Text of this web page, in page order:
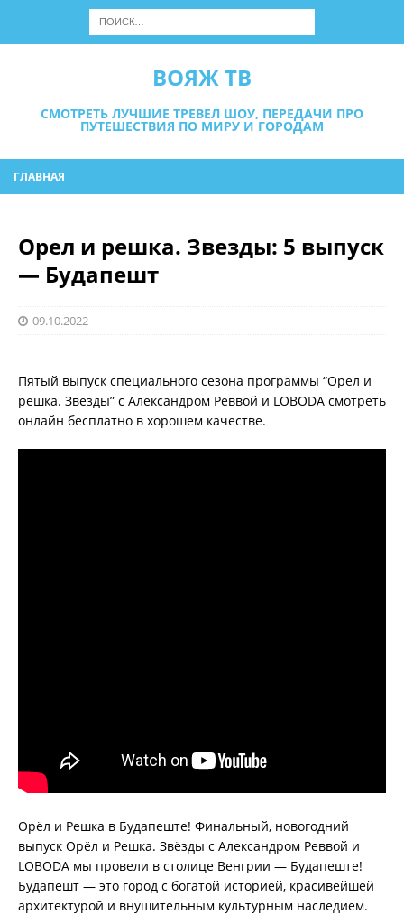
ВОЯЖ ТВ
СМОТРЕТЬ ЛУЧШИЕ ТРЕВЕЛ ШОУ, ПЕРЕДАЧИ ПРО
ПУТЕШЕСТВИЯ ПО МИРУ И ГОРОДАМ
ГЛАВНАЯ
Орел и решка. Звезды: 5 выпуск
— Будапешт
09.10.2022
Пятый выпуск специального сезона программы “Орел и
решка. Звезды” с Александром Реввой и LOBODA смотреть
онлайн бесплатно в хорошем качестве.
Орёл и Решка в Будапеште! Финальный, новогодний
выпуск Орёл и Решка. Звёзды с Александром Реввой и
LOBODA мы провели в столице Венгрии — Будапеште!
Будапешт — это город с богатой историей, красивейшей
архитектурой и внушительным культурным наследием.